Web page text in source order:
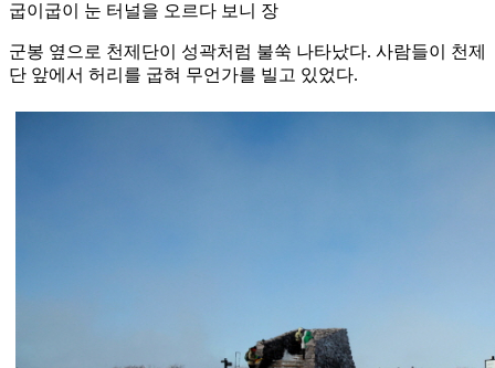
굽이굽이 눈 터널을 오르다 보니 장
군봉 옆으로 천제단이 성곽처럼 불쑥 나타났다. 사람들이 천제
단 앞에서 허리를 굽혀 무언가를 빌고 있었다.